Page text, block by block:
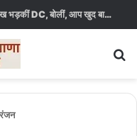
Jind DC : जींद सिविल अस्पताल में गंदगी देख भड़कीं DC, बोलीं, आप खुद बाथरूम में खड़े होकर दिखाओ